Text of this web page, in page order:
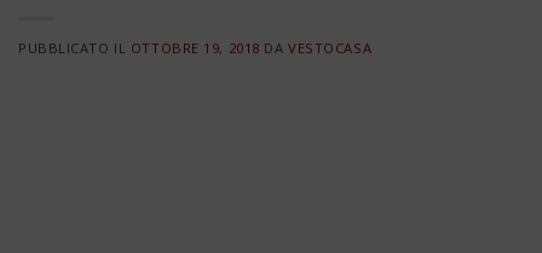
PUBBLICATO IL OTTOBRE 19, 2018 DAVESTOCASA